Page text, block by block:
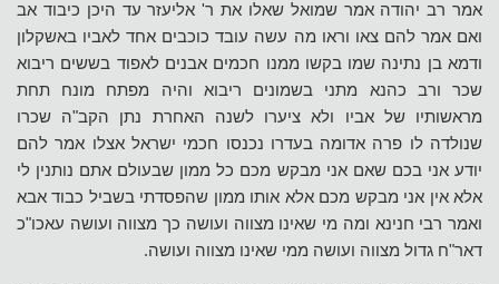
אמר רב יהודה אמר שמואל שאלו את ר' אליעזר עד היכן כיבוד אב
ואם אמר להם צאו וראו מה עשה עובד כוכבים אחד לאביו באשקלון
ודמא בן נתינה שמו בקשו ממנו חכמים אבנים לאפוד בששים ריבוא
שכר ורב כהנא מתני בשמונים ריבוא והיה מפתח מונח תחת
מראשותיו של אביו ולא ציערו לשנה האחרת נתן הקב"ה שכרו
שנולדה לו פרה אדומה בעדרו נכנסו חכמי ישראל אצלו אמר להם
יודע אני בכם שאם אני מבקש מכם כל ממון שבעולם אתם נותנין לי
אלא אין אני מבקש מכם אלא אותו ממון שהפסדתי בשביל כבוד אבא
ואמר רבי חנינא ומה מי שאינו מצווה ועושה כך מצווה ועושה עאכו"כ
דאר"ח גדול מצווה ועושה ממי שאינו מצווה ועושה.